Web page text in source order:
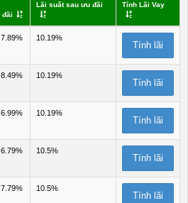
đãi
Lãi suất sau ưu đãi Tính Lãi Vay
10.19%
Tính lãi
10.19%
Tính lãi
10.19%
Tính lãi
10.5%
Tính lãi
10.5%
Tính lãi